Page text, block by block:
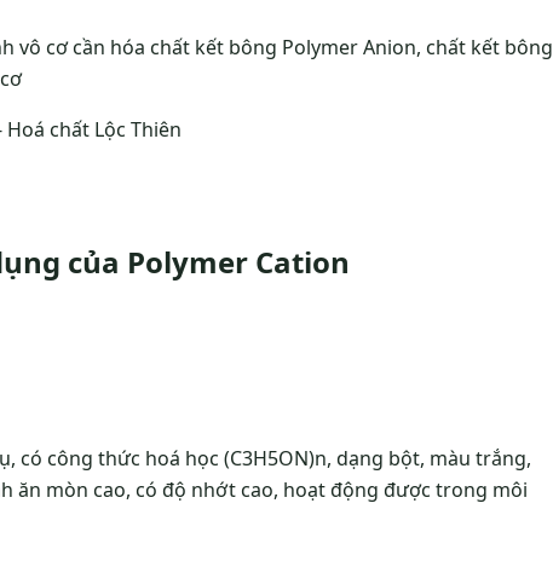
vô cơ cần hóa chất kết bông Polymer Anion, chất kết bông
của Polymer Cation
có công thức hoá học (C3H5ON)n, dạng bột, màu trắng,
ăn mòn cao, có độ nhớt cao, hoạt động được trong môi